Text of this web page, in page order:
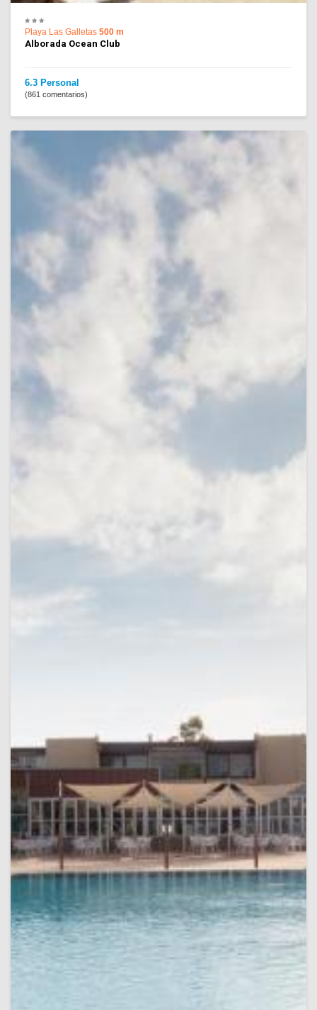
Playa Las Galletas 500 m
Alborada Ocean Club
6.3 Personal
(861 comentarios)